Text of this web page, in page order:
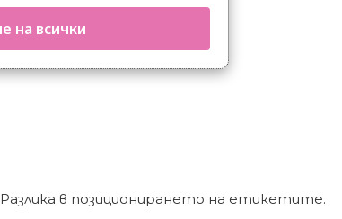
Разлика в позиционирането на етикетите.
на всички